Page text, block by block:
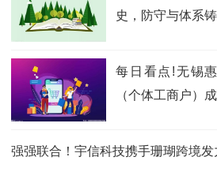
史，防守与体系
每日看点!无锡
（个体工商户）
强强联合！宇信科技携手珊瑚跨境